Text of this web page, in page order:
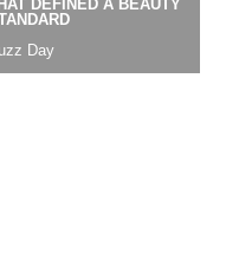
พร้อมเที่ยวและออ
รียลคุณภาพสูงใส่สบาย
อเทมไฮไลต์ ได้แก่